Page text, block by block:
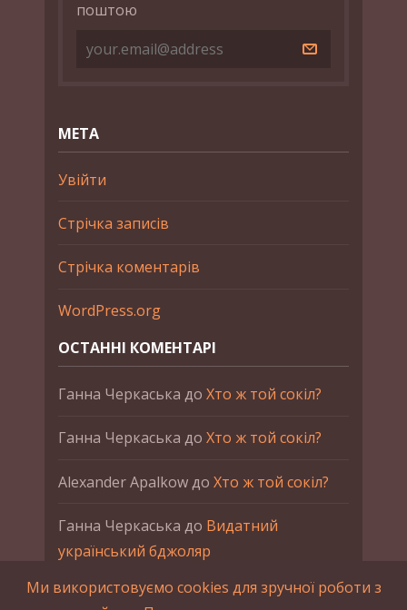
поштою
МЕТА
Увійти
Стрічка записів
Стрічка коментарів
WordPress.org
ОСТАННІ КОМЕНТАРІ
Ганна Черкаська до Хто ж той сокіл?
Ганна Черкаська до Хто ж той сокіл?
Alexander Apalkowдо Хто ж той сокіл?
Ганна Черкаська до Видатний
український бджоляр
Ганна ЧеркаськадоПетро Франко
Ми використовуємо cookies для зручної роботи з